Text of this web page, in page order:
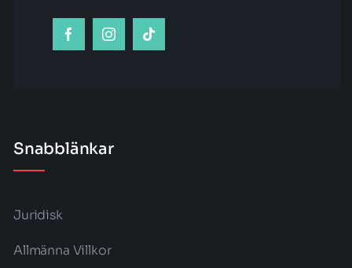
Snabblänkar
Juridisk
Allmänna Villkor